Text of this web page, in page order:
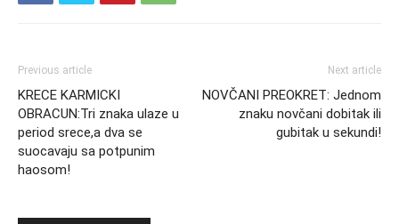
Previous article
KRECE KARMICKI
OBRACUN:Tri znaka ulaze u
period srece,a dva se
suocavaju sa potpunim
haosom!
Next article
NOVČANI PREOKRET: Jednom
znaku novčani dobitak ili
gubitak u sekundi!